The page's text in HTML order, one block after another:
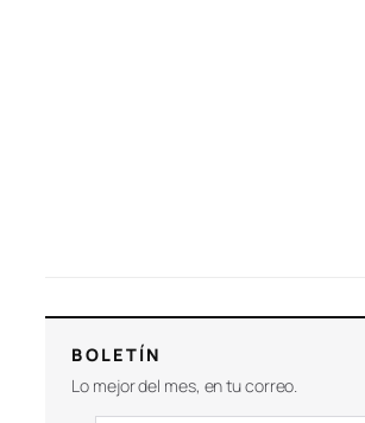
BOLETÍN
Lo mejor del mes, en tu correo.